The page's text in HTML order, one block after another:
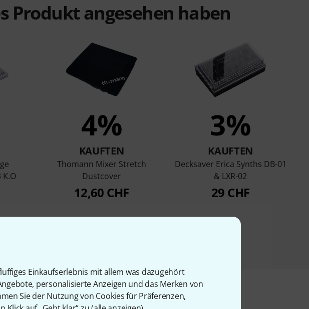
Einkaufserlebnis mit allem was dazugehört
personalisierte Anzeigen und das Merken von
Sie der Nutzung von Cookies für Präferenzen,
Produkt angesehen haben
K.O
4%
KAUFTEN
Thomann Mixer Stretch
Dustcover
12,60 CHF
3%
KAUFTEN
Decksaver Erica Synths DB-01
& LXR-02
29 CHF